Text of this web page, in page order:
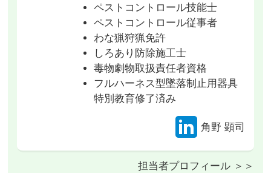
ペストコントロール技能士
ペストコントロール従事者
わな猟狩猟免許
しろあり防除施工士
毒物劇物取扱責任者資格
フルハーネス型墜落制止用器具
特別教育修了済み
角野 顕司
担当者プロフィール ＞＞